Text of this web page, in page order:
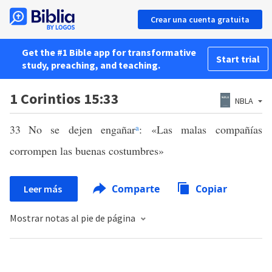
Crear una cuenta gratuita
Get the #1 Bible app for transformative
study, preaching, and teaching.
Start trial
1 Corintios 15:33 NBLA
33 No se dejen engañara: «Las malas compañías
corrompen las buenas costumbres»
Leer más Comparte Copiar
Mostrar notas al pie de página